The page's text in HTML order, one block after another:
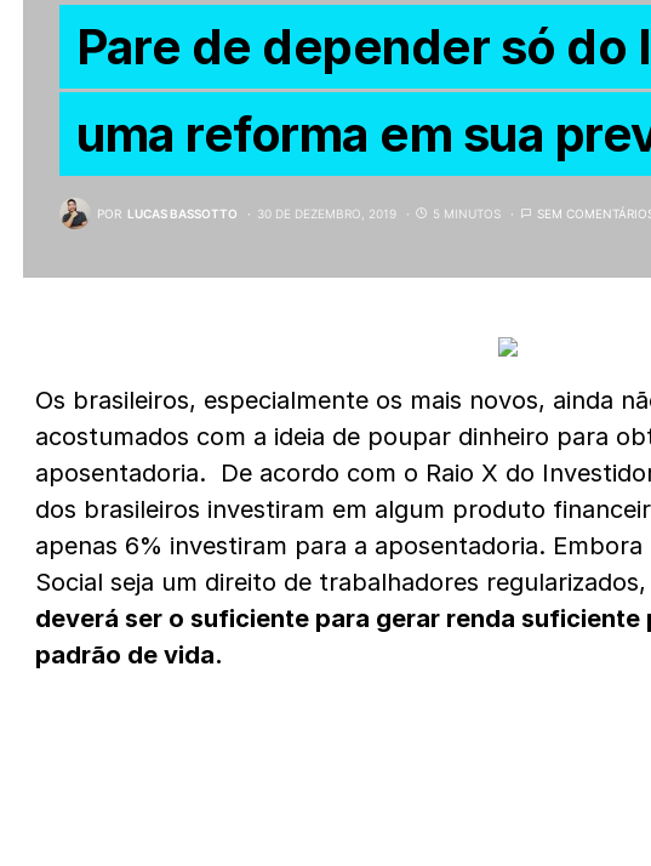
Pare de depender só do
uma reforma em sua
POR LUCAS BASSOTTO 30 DE DEZEMBRO, 2019 5 MINUTOS SEM
Os brasileiros, especialmente os mais novos, ainda
acostumados com a ideia de poupar dinheiro para
aposentadoria. De acordo com o Raio X do
dos brasileiros investiram em algum produto
apenas 6% investiram para a aposentadoria. Embora
Social seja um direito de trabalhadores regularizados,
deverá ser o suficiente para gerar renda suficiente
padrão de vida.